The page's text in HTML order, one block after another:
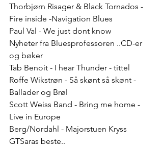
Thorbjørn Risager & Black Tornados -
Fire inside -Navigation Blues
Paul Val - We just dont know
Nyheter fra Bluesprofessoren ..CD-er
og bøker
Tab Benoit - I hear Thunder - tittel
Roffe Wikstrøn - Så skønt så skønt -
Ballader og Brøl
Scott Weiss Band - Bring me home -
Live in Europe
Berg/Nordahl - Majorstuen Kryss
GTSaras beste..